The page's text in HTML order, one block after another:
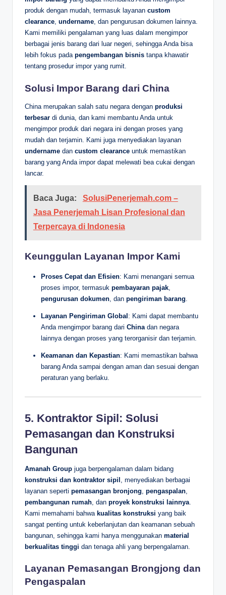
produk dengan mudah, termasuk layanan custom
clearance, undername, dan pengurusan dokumen lainnya.
Kami memiliki pengalaman yang luas dalam mengimpor
berbagai jenis barang dari luar negeri, sehingga Anda bisa
lebih fokus pada pengembangan bisnis tanpa khawatir
tentang prosedur impor yang rumit.
Solusi Impor Barang dari China
China merupakan salah satu negara dengan produksi
terbesar di dunia, dan kami membantu Anda untuk
mengimpor produk dari negara ini dengan proses yang
mudah dan terjamin. Kami juga menyediakan layanan
undername dan custom clearance untuk memastikan
barang yang Anda impor dapat melewati bea cukai dengan
lancar.
Baca Juga:
SolusiPenerjemah.com –
Jasa Penerjemah Lisan Profesional dan
Terpercaya di Indonesia
Keunggulan Layanan Impor Kami
Proses Cepat dan Efisien: Kami menangani semua
proses impor, termasuk pembayaran pajak,
pengurusan dokumen, dan pengiriman barang.
Layanan Pengiriman Global : Kami dapat membantu
Anda mengimpor barang dari Chinadan negara
lainnya dengan proses yang terorganisir dan terjamin.
Keamanan dan Kepastian: Kami memastikan bahwa
barang Anda sampai dengan aman dan sesuai dengan
peraturan yang berlaku.
5. Kontraktor Sipil: Solusi
Pemasangan dan Konstruksi
Bangunan
Amanah Group juga berpengalaman dalam bidang
konstruksi dan kontraktor sipil , menyediakan berbagai
layanan seperti pemasangan bronjong pengaspalan
pembangunan rumah , dan proyek konstruksi lainnya
Kami memahami bahwa kualitas konstruksi yang baik
sangat penting untuk keberlanjutan dan keamanan sebuah
bangunan, sehingga kami hanya menggunakan material
berkualitas tinggi dan tenaga ahli yang berpengalaman.
Layanan Pemasangan Brongjong dan
Pengaspalan